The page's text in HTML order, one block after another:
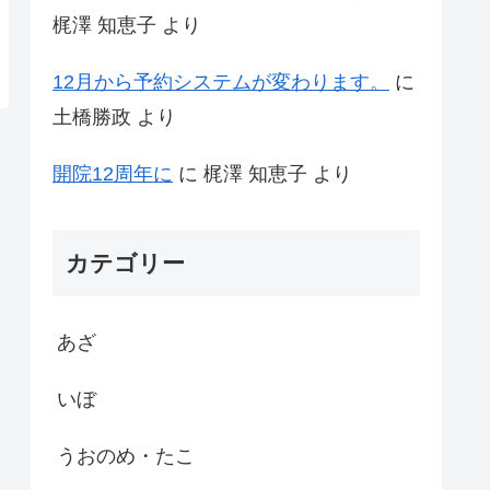
梶澤 知恵子 より
12月から予約システムが変わります。
に
土橋勝政 より
開院12周年に に 梶澤 知恵子 より
カテゴリー
あざ
いぼ
うおのめ・たこ